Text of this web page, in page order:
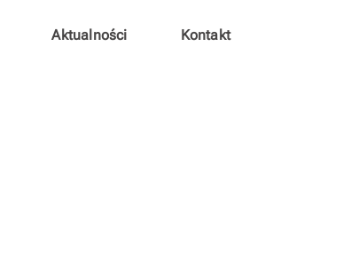
Aktualności Kontakt